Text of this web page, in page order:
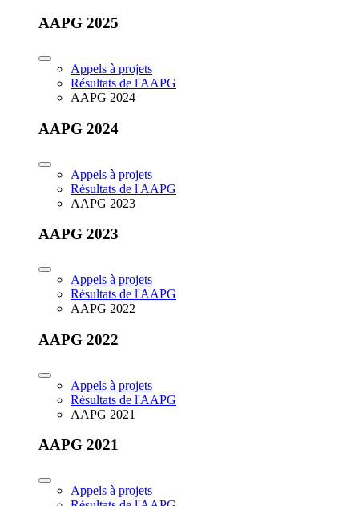
AAPG 2025
Appels à projets
Résultats de l'AAPG
AAPG 2024
AAPG 2024
Appels à projets
Résultats de l'AAPG
AAPG 2023
AAPG 2023
Appels à projets
Résultats de l'AAPG
AAPG 2022
AAPG 2022
Appels à projets
Résultats de l'AAPG
AAPG 2021
AAPG 2021
Appels à projets